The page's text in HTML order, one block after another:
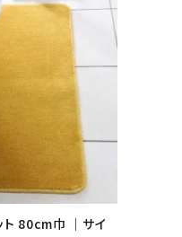
ト 80cm巾 ｜サイ